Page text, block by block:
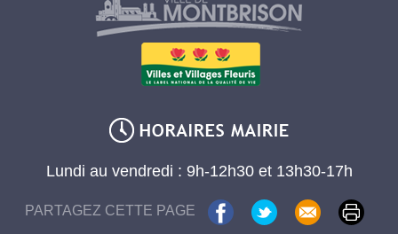
Lundi au vendredi : 9h-12h30 et 13h30-17h
PARTAGEZ CETTE PAGE